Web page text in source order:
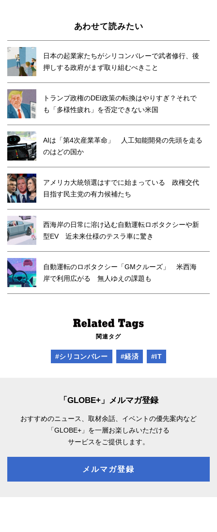
あわせて読みたい
日本の起業家たちがシリコンバレーで武者修行、後
押しする政府がまず取り組むべきこと
トランプ政権のDEI政策の転換はやりすぎ？それで
も「多様性疲れ」を否定できない米国
AIは「第4次産業革命」 人工知能開発の先頭を走る
のはどの国か
アメリカ大統領選はすでに始まっている 政権交代
目指す民主党の有力候補たち
西海岸の日常に溶け込む自動運転ロボタクシーや新
型EV 近未来仕様のテスラ車に驚き
自動運転のロボタクシー「GMクルーズ」 米西海
岸で利用広がる 無人ゆえの課題も
関連タグ
#シリコンバレー #経済 #IT
「GLOBE+」メルマガ登録
おすすめのニュース、取材余話、 イベントの優先案内など
「GLOBE+」を一層お楽しみいただける
サービスをご提供します。
メルマガ登録